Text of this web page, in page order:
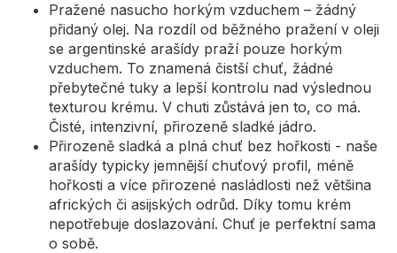
Pražené nasucho horkým vzduchem – žádný
přidaný olej. Na rozdíl od běžného pražení v oleji
se argentinské arašídy praží pouze horkým
vzduchem. To znamená čistší chuť, žádné
přebytečné tuky a lepší kontrolu nad výslednou
texturou krému. V chuti zůstává jen to, co má.
Čisté, intenzivní, přirozeně sladké jádro.
Přirozeně sladká a plná chuť bez hořkosti - naše
arašídy typicky jemnější chuťový profil, méně
hořkosti a více přirozené nasládlosti než většina
afrických či asijských odrůd. Díky tomu krém
nepotřebuje doslazování. Chuť je perfektní sama
o sobě.